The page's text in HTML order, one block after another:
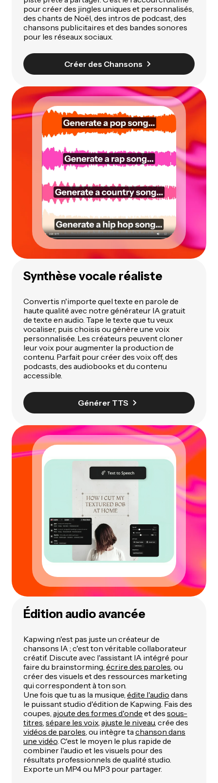
pour créer des jingles uniques et personnalisés,
des chants de Noël, des intros de podcast, des
chansons publicitaires et des bandes sonores
pour les réseaux sociaux.
Créer des Chansons
Synthèse vocale réaliste
Convertis n'importe quel texte en parole de
haute qualité avec notre générateur IA gratuit
de texte en audio. Tape le texte que tu veux
vocaliser, puis choisis ou génère une voix
personnalisée. Les créateurs peuvent cloner
leur voix pour augmenter la production de
contenu. Parfait pour créer des voix off, des
podcasts, des audiobooks et du contenu
accessible.
Générer TTS
Édition audio avancée
Kapwing n'est pas juste un créateur de
chansons IA ; c'est ton véritable collaborateur
créatif. Discute avec l'assistant IA intégré pour
faire du brainstorming, écrire des paroles, ou
créer des visuels et des ressources marketing
qui correspondent à ton son.
Une fois que tu as la musique, édite l'audio dans
le puissant studio d'édition de Kapwing. Fais des
coupes, ajoute des formes d'onde et des sous-
titres, sépare les voix, ajuste le niveau, crée des
vidéos de paroles, ou intègre tachanson dans
une vidéo. C'est le moyen le plus rapide de
combiner l'audio et les visuels pour des
résultats professionnels de qualité studio.
Exporte un MP4 ou MP3 pour partager.